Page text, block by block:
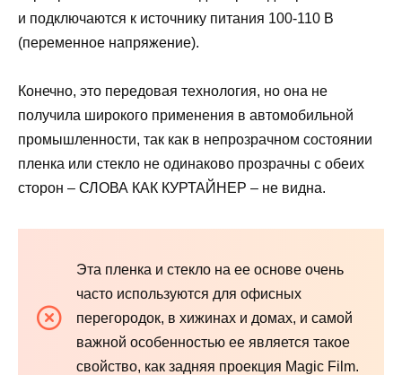
и подключаются к источнику питания 100-110 В
(переменное напряжение).
Конечно, это передовая технология, но она не
получила широкого применения в автомобильной
промышленности, так как в непрозрачном состоянии
пленка или стекло не одинаково прозрачны с обеих
сторон – СЛОВА КАК КУРТАЙНЕР – не видна.
Эта пленка и стекло на ее основе очень
часто используются для офисных
перегородок, в хижинах и домах, и самой
важной особенностью ее является такое
свойство, как задняя проекция Magic Film.